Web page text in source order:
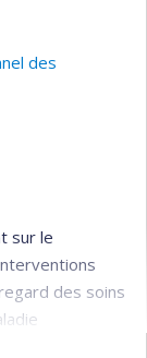
des
sur le
des soins
et à